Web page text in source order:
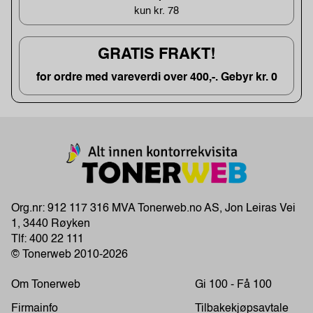
kun kr. 78
GRATIS FRAKT!
for ordre med vareverdi over 400,-. Gebyr kr. 0
Org.nr: 912 117 316 MVA Tonerweb.no AS, Jon Leiras Vei
1, 3440 Røyken
Tlf: 400 22 111
© Tonerweb 2010-2026
Om Tonerweb
Firmainfo
Gi 100 - Få 100
Tilbakekjøpsavtale